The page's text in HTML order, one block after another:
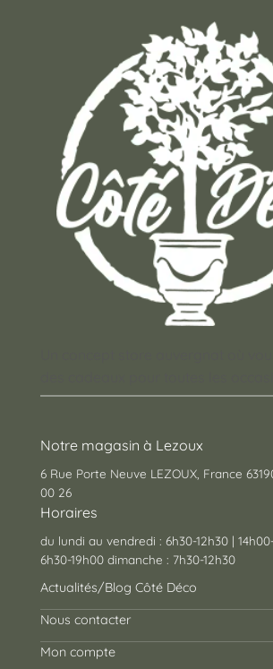
Notre magasin à Lezoux
6 Rue Porte Neuve LEZOUX, France
00 26
Horaires
du lundi au vendredi : 6h30-12h30 |
6h30-19h00 dimanche : 7h30-12h30
Actualités/Blog Côté Déco
Nous contacter
Mon compte